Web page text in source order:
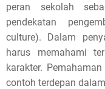
peran sekolah
pendekatan
culture). Dalam
harus memahami
karakter.
contoh terdepan